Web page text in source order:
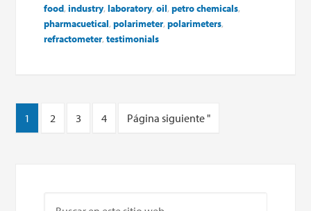
food,industry,laboratory,oil,petro chemicals,
pharmacuetical,polarimeter,polarimeters,
refractometer,testimonials
1 2 3 4 Página siguiente "